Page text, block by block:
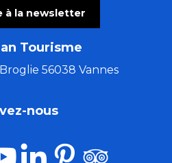
à la newsletter
Tourisme
56038 Vannes
nous